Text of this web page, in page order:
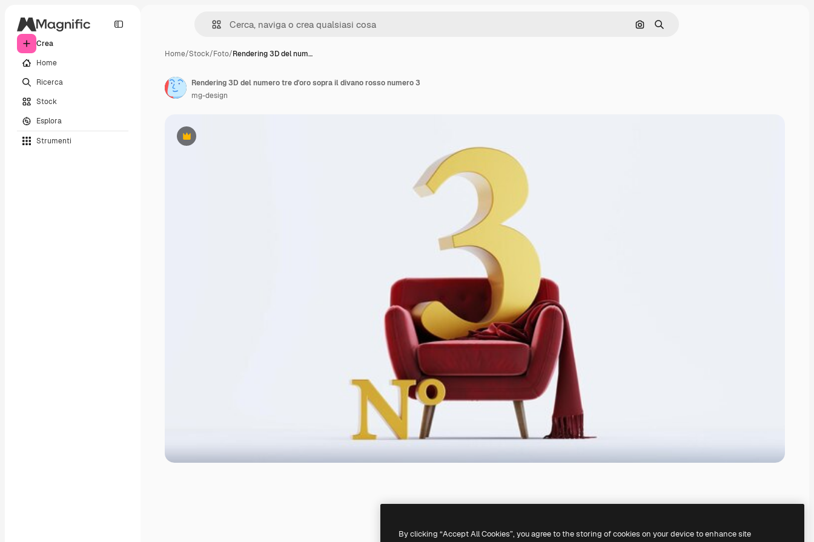
Crea
Home
Ricerca
Stock
Esplora
Strumenti
Cerca per immagine
Ricerca
Home/Stock/Foto/Rendering 3D del num…
Premium
Rendering 3D del numero tre d'oro sopra il divano rosso numero 3
mg-design
By clicking “Accept All Cookies”, you agree to the storing of cookies on your device to enhance site